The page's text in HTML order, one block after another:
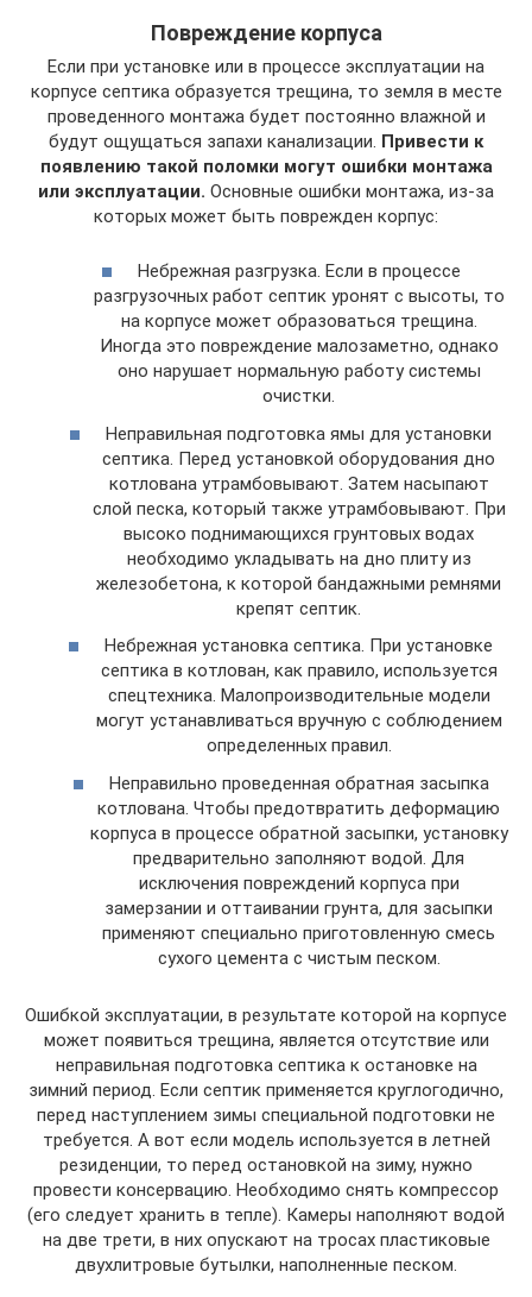
Повреждение корпуса
Если при установке или в процессе эксплуатации на
корпусе септика образуется трещина, то земля в месте
проведенного монтажа будет постоянно влажной и
будут ощущаться запахи канализации. Привести к
появлению такой поломки могут ошибки монтажа
или эксплуатации. Основные ошибки монтажа, из-за
которых может быть поврежден корпус:
Небрежная разгрузка. Если в процессе
разгрузочных работ септик уронят с высоты, то
на корпусе может образоваться трещина.
Иногда это повреждение малозаметно, однако
оно нарушает нормальную работу системы
очистки.
Неправильная подготовка ямы для установки
септика. Перед установкой оборудования дно
котлована утрамбовывают. Затем насыпают
слой песка, который также утрамбовывают. При
высоко поднимающихся грунтовых водах
необходимо укладывать на дно плиту из
железобетона, к которой бандажными ремнями
крепят септик.
Небрежная установка септика. При установке
септика в котлован, как правило, используется
спецтехника. Малопроизводительные модели
могут устанавливаться вручную с соблюдением
определенных правил.
Неправильно проведенная обратная засыпка
котлована. Чтобы предотвратить деформацию
корпуса в процессе обратной засыпки, установку
предварительно заполняют водой. Для
исключения повреждений корпуса при
замерзании и оттаивании грунта, для засыпки
применяют специально приготовленную смесь
сухого цемента с чистым песком.
Ошибкой эксплуатации, в результате которой на корпусе
может появиться трещина, является отсутствие или
неправильная подготовка септика к остановке на
зимний период. Если септик применяется круглогодично,
перед наступлением зимы специальной подготовки не
требуется. А вот если модель используется в летней
резиденции, то перед остановкой на зиму, нужно
провести консервацию. Необходимо снять компрессор
(его следует хранить в тепле). Камеры наполняют водой
на две трети, в них опускают на тросах пластиковые
двухлитровые бутылки, наполненные песком.